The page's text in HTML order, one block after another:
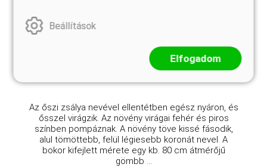
Eredeti ár
Kosárba
Az őszi zsálya nevével ellentétben egész nyáron, és
ősszel virágzik. Az növény virágai fehér és piros
színben pompáznak. A növény töve kissé fásodik,
alul tömöttebb, felül légiesebb koronát nevel. A
bokor kifejlett mérete egy kb. 80 cm átmérőjű
gömbb ...
Beállítások
Elfogadom